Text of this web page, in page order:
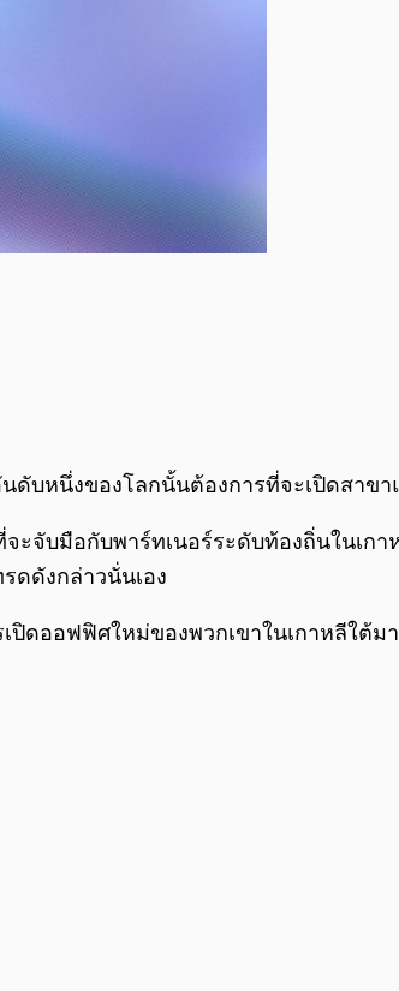
ดับหนึ่งของโลกนั้นต้องการที่จะเปิดสาขา
จะจับมือกับพาร์ทเนอร์ระดับท้องถิ่นในเ
รดดังกล่าวนั่นเอง
ปิดออฟฟิศใหม่ของพวกเขาในเกาหลีใต้ม